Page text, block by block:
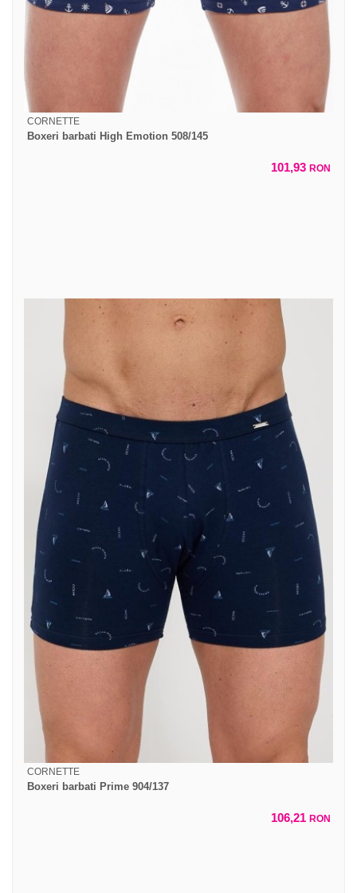
CORNETTE
Boxeri barbati High Emotion 508/145
101,93 RON
CORNETTE
Boxeri barbati Prime 904/137
106,21 RON